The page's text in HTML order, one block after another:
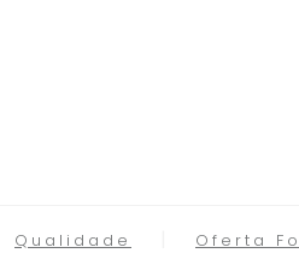
Qualidade Oferta